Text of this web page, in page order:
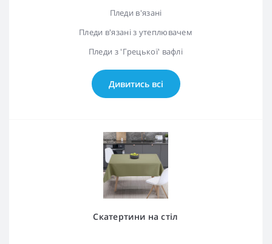
Пледи в'язані
Пледи в'язані з утеплювачем
Пледи з 'Грецької' вафлі
Дивитись всі
Скатертини на стіл